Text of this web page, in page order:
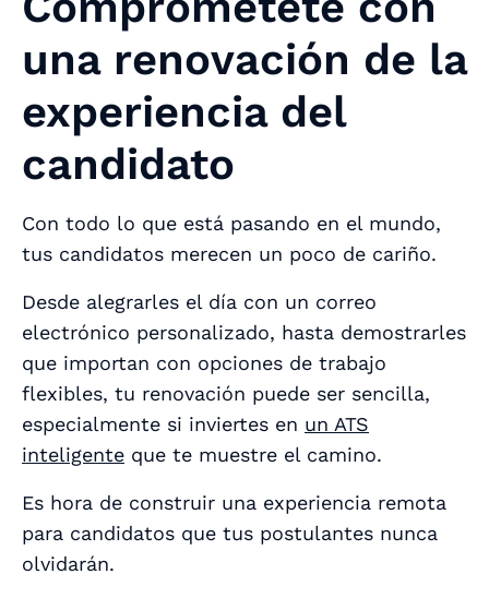
una renovación de la
experiencia del
candidato
Con todo lo que está pasando en el mundo,
tus candidatos merecen un poco de cariño.
Desde alegrarles el día con un correo
electrónico personalizado, hasta demostrarles
que importan con opciones de trabajo
flexibles, tu renovación puede ser sencilla,
especialmente si inviertes en un ATS
inteligente que te muestre el camino.
Es hora de construir una experiencia remota
para candidatos que tus postulantes nunca
olvidarán.